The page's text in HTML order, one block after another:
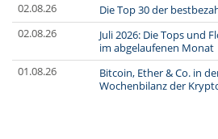
02.08.26
Die Top 30 der
02.08.26
Juli 2026: Die Tops und
im abgelaufenen Monat
01.08.26
Bitcoin, Ether & Co. in
Wochenbilanz der